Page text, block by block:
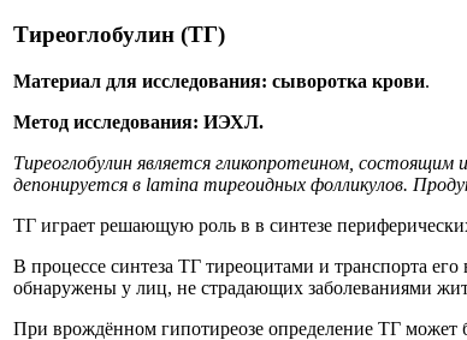
Тиреоглобулин (ТГ)
Материал для исследования: сыворотка крови.
Метод исследования: ИЭХЛ.
Тиреоглобулин является гликопротеином,
депонируется в lamina тиреоидных фолликулов.
ТГ играет решающую роль в в синтезе
В процессе синтеза ТГ тиреоцитами и транспорта
обнаружены у лиц, не страдающих заболеваниями
При врождённом гипотиреозе определение ТГ может